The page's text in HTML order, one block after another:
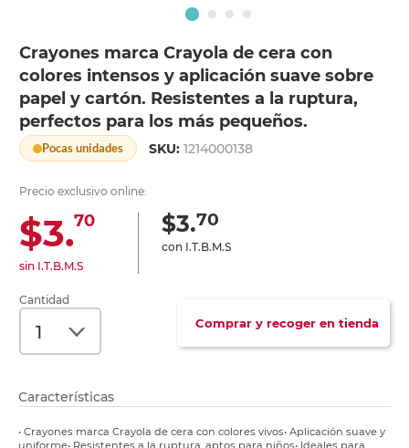
Crayones marca Crayola de cera con
colores intensos y aplicación suave sobre
papel y cartón. Resistentes a la ruptura,
perfectos para los más pequeños.
Pocas unidades SKU:1214000138
Precio exclusivo online:
$3.70
sin I.T.B.M.S
$3.70
con I.T.B.M.S
Cantidad
Comprar y recoger en tienda
Características
• Crayones marca Crayola de cera con colores vivos• Aplicación suave y
uniforme• Resistentes a la ruptura, aptos para niños• Ideales para